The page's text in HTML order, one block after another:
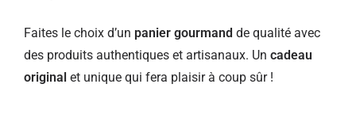
Faites le choix d’un panier gourmand de qualité avec
des produits authentiques et artisanaux. Un cadeau
original et unique qui fera plaisir à coup sûr !